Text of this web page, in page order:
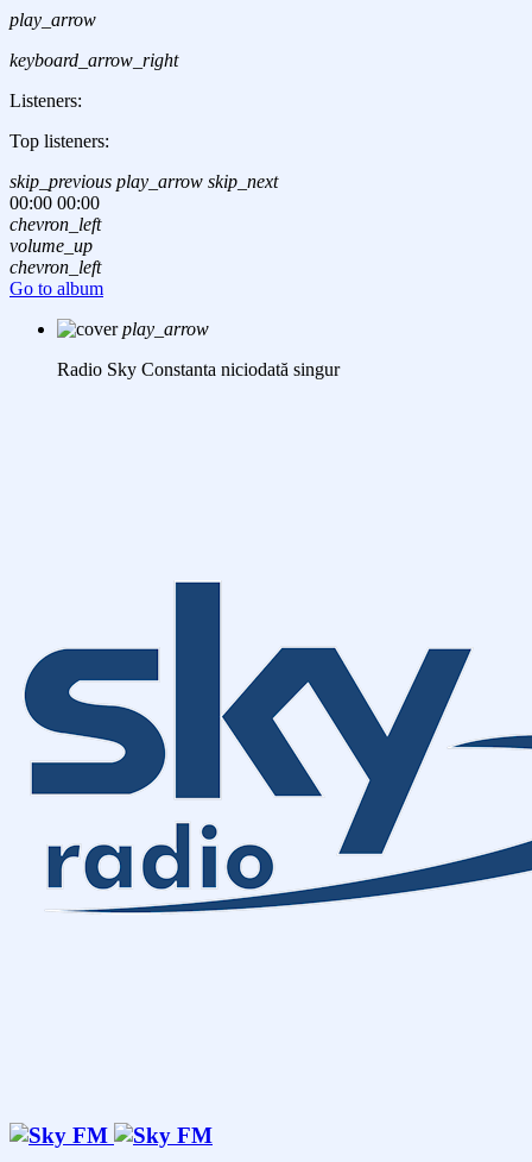
play_arrow
keyboard_arrow_right
Listeners:
Top listeners:
skip_previous play_arrow skip_next
00:00 00:00
chevron_left
volume_up
chevron_left
Go to album
play_arrow
Radio Sky Constanta niciodată singur